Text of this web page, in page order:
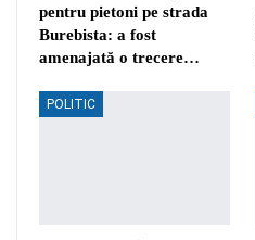
pentru pietoni pe strada
Burebista: a fost
amenajată o trecere…
POLITIC